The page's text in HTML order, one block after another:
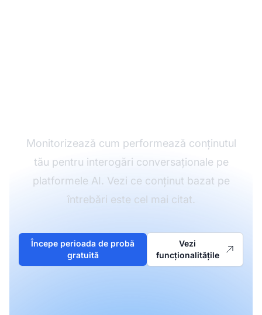
Monitorizează cum performează conținutul
tău pentru interogări conversaționale pe
platformele AI. Vezi ce conținut bazat pe
întrebări este cel mai citat.
Începe perioada de probă
gratuită
Vezi
funcționalitățile